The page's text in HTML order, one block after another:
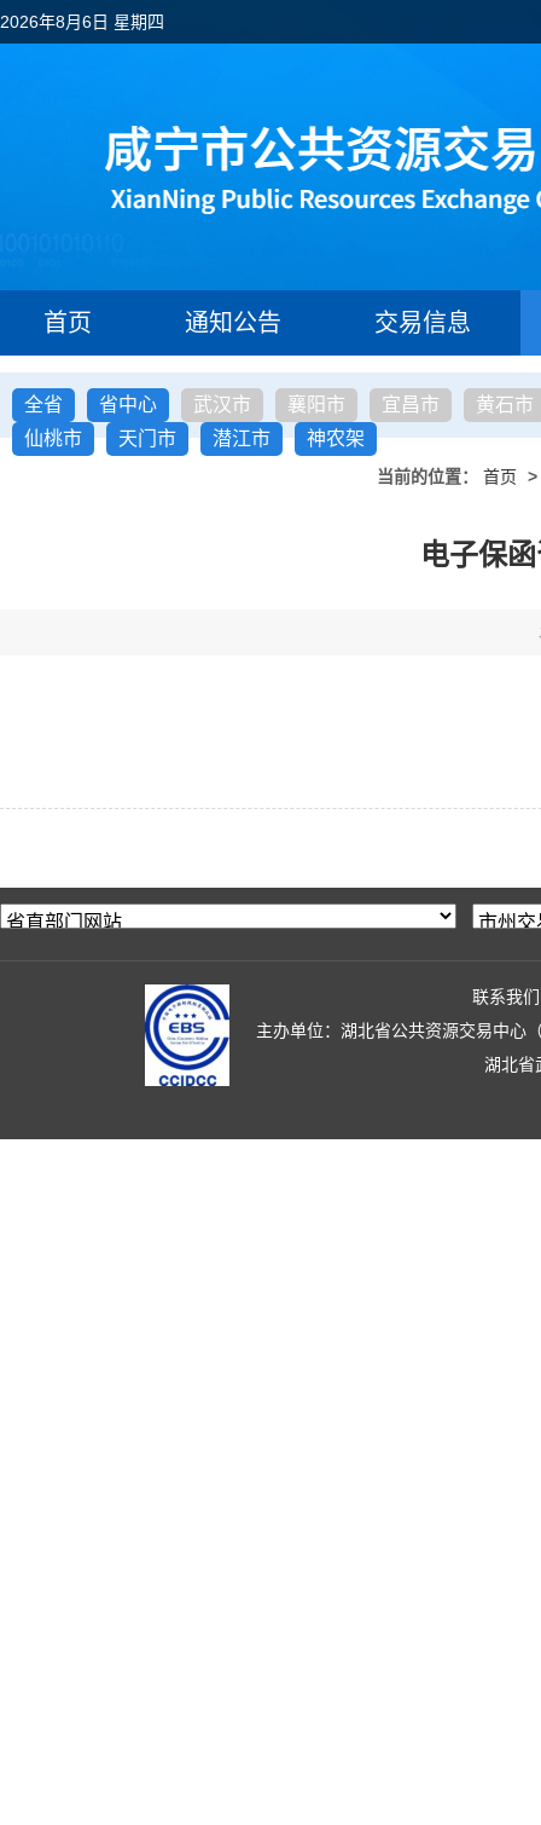
2026年8月6日 星期四
首页 通知公告 交易信息
全省 省中心 武汉市 襄阳市 宜昌市
黄石市
仙桃市
天门市 潜江市 神农架
当前的位置： 首页 >
电子保函
联系我们
主办单位：湖北省公共资源交易中心
湖北省